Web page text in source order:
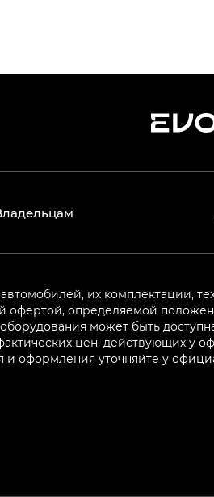
их комплектации,
определяемой
может быть
цен, действующих у
оформления уточняйте у